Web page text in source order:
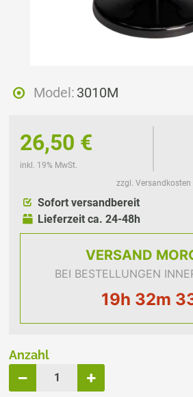
Model: 3010M
26,50 €
inkl. 19% MwSt.
zzgl. Versandkosten
Sofort versandbereit
Lieferzeit ca. 24-48h
VERSAND
BEI BESTELLUNGEN
19h 32m
Anzahl